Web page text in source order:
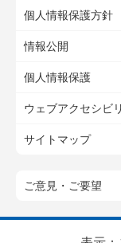
個人情報保護方針
情報公開
個人情報保護
ウェブアクセシビ
サイトマップ
ご意見・ご要望